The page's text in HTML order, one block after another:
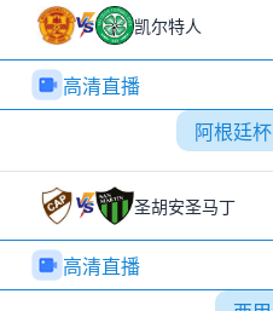
凯尔特人
高清直播
阿根廷杯
圣胡安圣马丁
高清直播